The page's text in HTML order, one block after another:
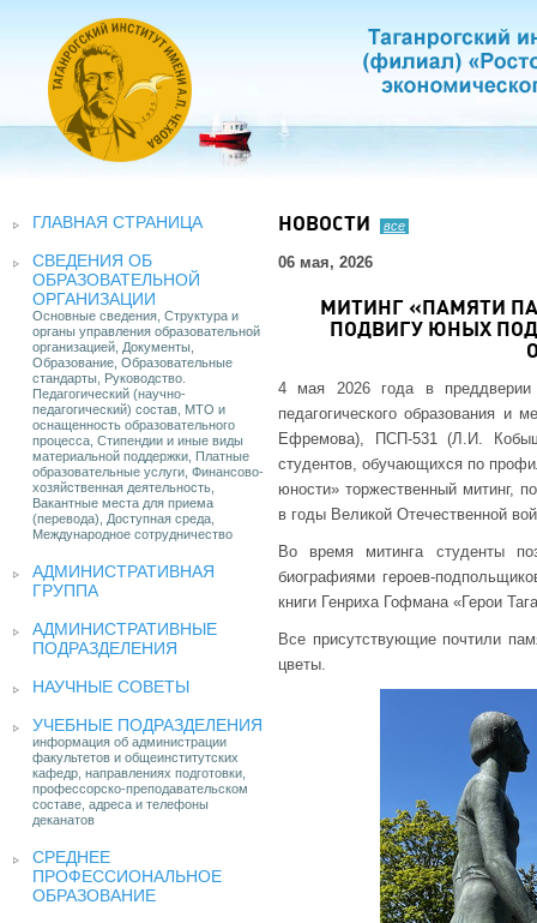
ГЛАВНАЯ СТРАНИЦА
СВЕДЕНИЯ ОБ
ОБРАЗОВАТЕЛЬНОЙ
ОРГАНИЗАЦИИ
Основные сведения, Структура и
органы управления образовательной
организацией, Документы,
Образование, Образовательные
стандарты, Руководство.
Педагогический (научно-
педагогический) состав, МТО и
оснащенность образовательного
процесса, Стипендии и иные виды
материальной поддержки, Платные
образовательные услуги, Финансово-
хозяйственная деятельность,
Вакантные места для приема
(перевода), Доступная среда,
Международное сотрудничество
АДМИНИСТРАТИВНАЯ
ГРУППА
АДМИНИСТРАТИВНЫЕ
ПОДРАЗДЕЛЕНИЯ
НАУЧНЫЕ СОВЕТЫ
УЧЕБНЫЕ ПОДРАЗДЕЛЕНИЯ
информация об администрации
факультетов и общеинститутских
кафедр, направлениях подготовки,
профессорско-преподавательском
составе, адреса и телефоны
деканатов
СРЕДНЕЕ
ПРОФЕССИОНАЛЬНОЕ
ОБРАЗОВАНИЕ
НОВОСТИ все
06 мая, 2026
МИТИНГ «ПАМЯТИ
ПОДВИГУ ЮНЫХ
4 мая 2026 года в
педагогического образования и
Ефремова), ПСП-531 (Л.И.
студентов, обучающихся по
юности» торжественный митинг,
в годы Великой Отечественной
Во время митинга студенты
биографиями героев-
книги Генриха Гофмана «Герои
Все присутствующие почтили
цветы.